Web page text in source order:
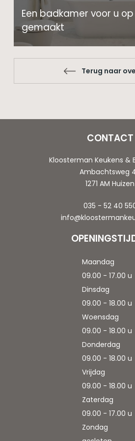
Een badkamer voor u
gemaakt
Terug naar
CONTACT
Kloosterman Keukens &
Ambachtsweg
1271 AM Huizen
035 - 52 40
Maandag
09.00 - 17.00 u
Dinsdag
09.00 - 18.00 u
Woensdag
09.00 - 18.00 u
Donderdag
09.00 - 18.00 u
Vrijdag
09.00 - 18.00 u
Zaterdag
09.00 - 17.00 u
Zondag